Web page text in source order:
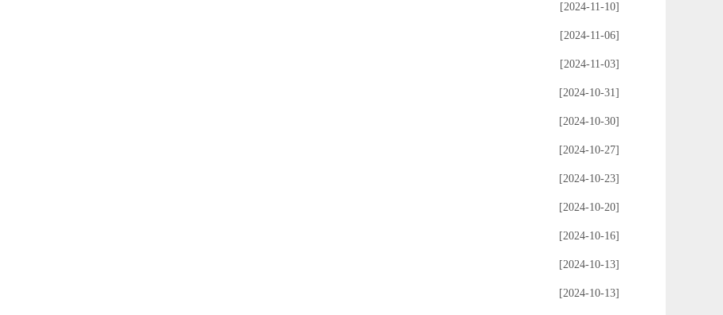
[2024-11-10]
[2024-11-06]
[2024-11-03]
[2024-10-31]
[2024-10-30]
[2024-10-27]
[2024-10-23]
[2024-10-20]
[2024-10-16]
[2024-10-13]
[2024-10-13]